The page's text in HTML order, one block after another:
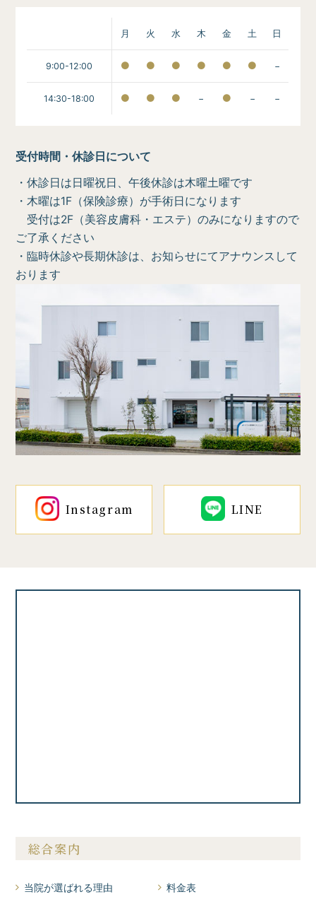
月 火 水 木 金 土 日
9:00-12:00 −
14:30-18:00 − − −
受付時間・休診日について
・休診日は日曜祝日、午後休診は木曜土曜です
・木曜は1F（保険診療）が手術日になります
受付は2F（美容皮膚科・エステ）のみになりますので
ご了承ください
・臨時休診や長期休診は、お知らせにてアナウンスして
おります
Instagram LINE
総合案内
当院が選ばれる理由
料金表